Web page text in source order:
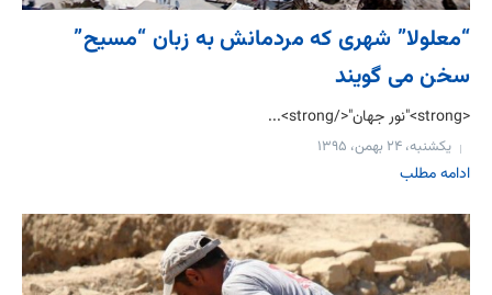
“معلولا” شهری که مردمانش به زبان “مسیح”
سخن می گویند
<strong>"نور جهان"</strong>...
یکشنبه، ۲۴ بهمن، ۱۳۹۵
ادامه مطلب